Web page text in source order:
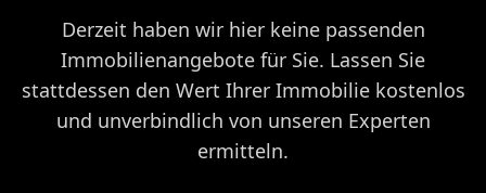
Derzeit haben wir hier keine passenden
Immobilienangebote für Sie. Lassen Sie
stattdessen den Wert Ihrer Immobilie kostenlos
und unverbindlich von unseren Experten
ermitteln.